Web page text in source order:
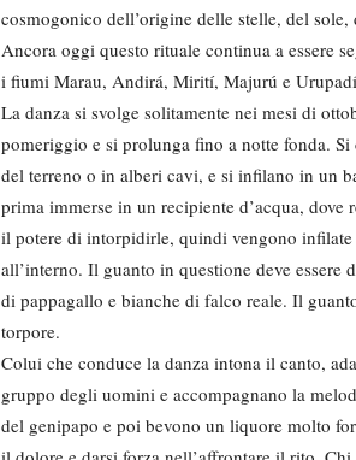
cosmogonico dell’origine delle stelle, del
Ancora oggi questo rituale continua a essere
i fiumi Marau, Andirá, Mirití, Majurú e
La danza si svolge solitamente nei mesi di
pomeriggio e si prolunga fino a notte fonda.
del terreno o in alberi cavi, e si infilano in un
prima immerse in un recipiente d’acqua, dove
il potere di intorpidirle, quindi vengono
all’interno. Il guanto in questione deve essere
di pappagallo e bianche di falco reale. Il
torpore.
Colui che conduce la danza intona il canto,
gruppo degli uomini e accompagnano la
del genipapo e poi bevono un liquore molto